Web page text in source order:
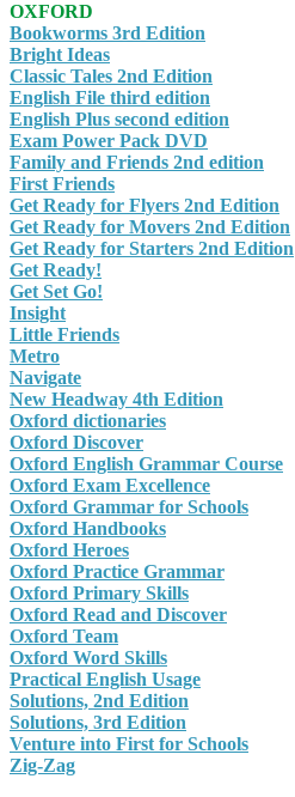
OXFORD
Bookworms 3rd Edition
Bright Ideas
Classic Tales 2nd Edition
English File third edition
English Plus second edition
Exam Power Pack DVD
Family and Friends 2nd edition
First Friends
Get Ready for Flyers 2nd Edition
Get Ready for Movers 2nd Edition
Get Ready for Starters 2nd Edition
Get Ready!
Get Set Go!
Insight
Little Friends
Metro
Navigate
New Headway 4th Edition
Oxford dictionaries
Oxford Discover
Oxford English Grammar Course
Oxford Exam Excellence
Oxford Grammar for Schools
Oxford Handbooks
Oxford Heroes
Oxford Practice Grammar
Oxford Primary Skills
Oxford Read and Discover
Oxford Team
Oxford Word Skills
Practical English Usage
Solutions, 2nd Edition
Solutions, 3rd Edition
Venture into First for Schools
Zig-Zag